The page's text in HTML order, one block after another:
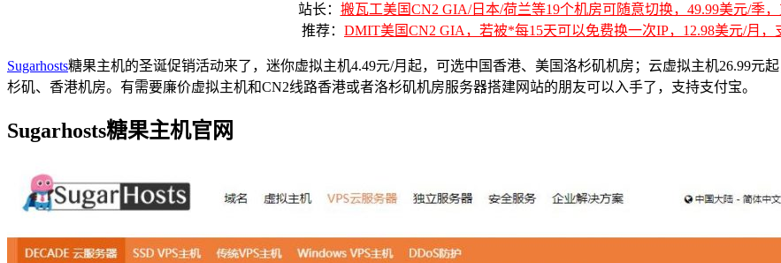
站长： 搬瓦工美国CN2 GIA/日本/荷兰等19个机房可随意切换，49.99美元/季，
推荐： DMIT美国CN2 GIA，若被*每15天可以免费换一次IP，12.98美元/月，
Sugarhosts糖果主机的圣诞促销活动来了，迷你虚拟主机4.49元/月起，可选中国香港、美国洛杉矶机房；云虚拟主机26.99元
杉矶、香港机房。有需要廉价虚拟主机和CN2线路香港或者洛杉矶机房服务器搭建网站的朋友可以入手了，支持支付宝。
Sugarhosts糖果主机官网